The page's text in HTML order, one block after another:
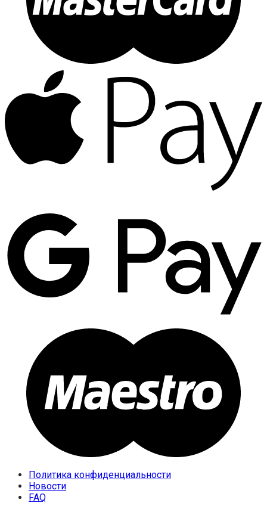
Политика конфиденциальности
Новости
FAQ